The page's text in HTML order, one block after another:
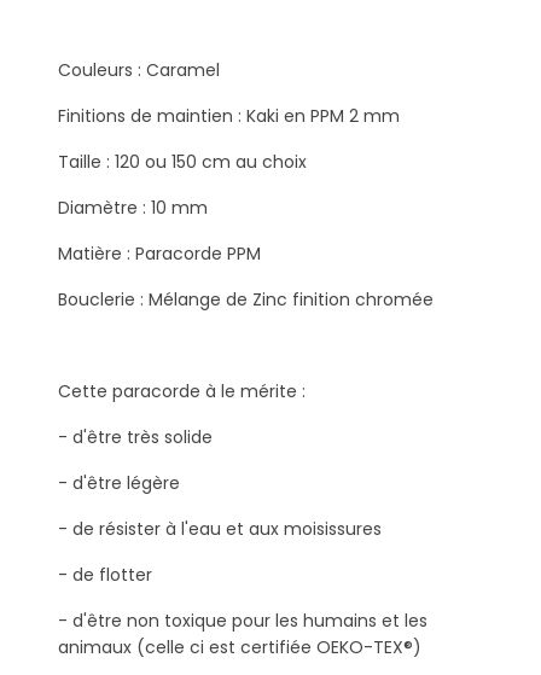
Couleurs : Caramel
Finitions de maintien : Kaki en PPM 2 mm
Taille : 120 ou 150 cm au choix
Diamètre : 10 mm
Matière : Paracorde PPM
Bouclerie : Mélange de Zinc finition chromée
Cette paracorde à le mérite :
- d'être très solide
- d'être légère
- de résister à l'eau et aux moisissures
- de flotter
- d'être non toxique pour les humains et les
animaux (celle ci est certifiée OEKO-TEX®)